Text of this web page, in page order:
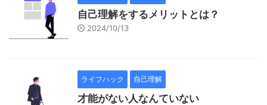
自己理解をするメリットとは？
2024/10/13
ライフハック 自己理解
才能がない人なんていない